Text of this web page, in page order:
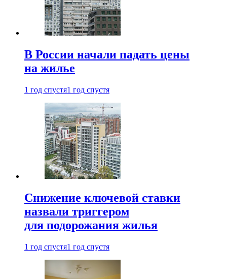
В России начали падать цены
на жилье
1 год спустя1 год спустя
Снижение ключевой ставки
назвали триггером
для подорожания жилья
1 год спустя1 год спустя